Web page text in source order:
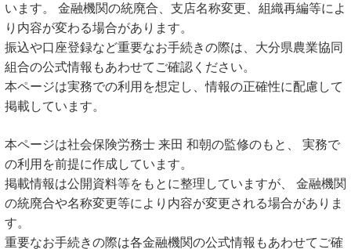
います。 金融機関の統廃合、支店名称変更、組織再編等によ
り内容が変わる場合があります。
振込や口座登録など重要なお手続きの際は、大分県農業協同
組合の公式情報もあわせてご確認ください。
本ページは実務での利用を想定し、情報の正確性に配慮して
掲載しています。
本ページは社会保険労務士 来田 和朝の監修のもと、 実務で
の利用を前提に作成しています。
掲載情報は公開資料等をもとに整理していますが、 金融機関
の統廃合や名称変更等により内容が変更される場合がありま
す。
重要なお手続きの際は各金融機関の公式情報もあわせてご確